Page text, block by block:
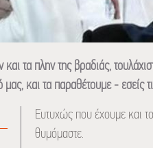
και τα πλην της βραδιάς,
μας, και τα παραθέτουμε - εσείς
Ευτυχώς που έχουμε και
θυμόμαστε.